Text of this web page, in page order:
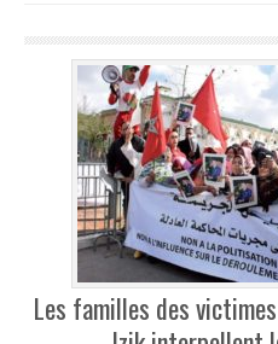
Les familles des